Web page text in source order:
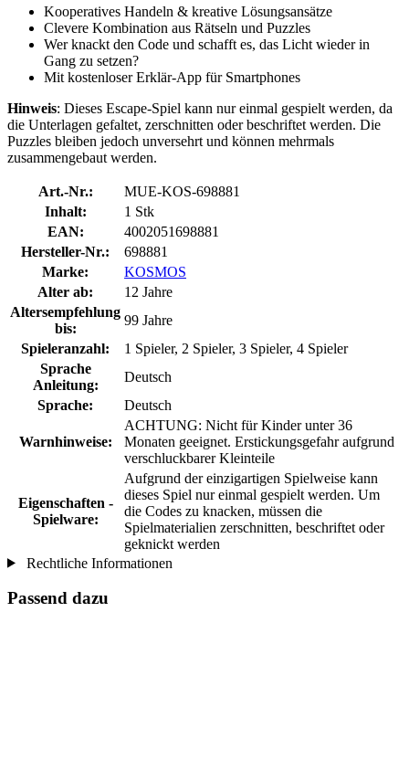
Kooperatives Handeln & kreative Lösungsansätze
Clevere Kombination aus Rätseln und Puzzles
Wer knackt den Code und schafft es, das Licht wieder in
Gang zu setzen?
Mit kostenloser Erklär-App für Smartphones
Hinweis: Dieses Escape-Spiel kann nur einmal gespielt werden, da
die Unterlagen gefaltet, zerschnitten oder beschriftet werden. Die
Puzzles bleiben jedoch unversehrt und können mehrmals
zusammengebaut werden.
Art.-Nr.:
MUE-KOS-698881
Inhalt:
1 Stk
EAN:
4002051698881
Hersteller-Nr.:
698881
Marke:
KOSMOS
Alter ab:
12 Jahre
Altersempfehlung
bis:
99 Jahre
Spieleranzahl:
1 Spieler, 2 Spieler, 3 Spieler, 4 Spieler
Sprache
Anleitung:
Deutsch
Sprache:
Deutsch
Warnhinweise:
ACHTUNG: Nicht für Kinder unter 36
Monaten geeignet. Erstickungsgefahr aufgrund
verschluckbarer Kleinteile
Eigenschaften -
Spielware:
Aufgrund der einzigartigen Spielweise kann
dieses Spiel nur einmal gespielt werden. Um
die Codes zu knacken, müssen die
Spielmaterialien zerschnitten, beschriftet oder
geknickt werden
Rechtliche Informationen
Passend dazu